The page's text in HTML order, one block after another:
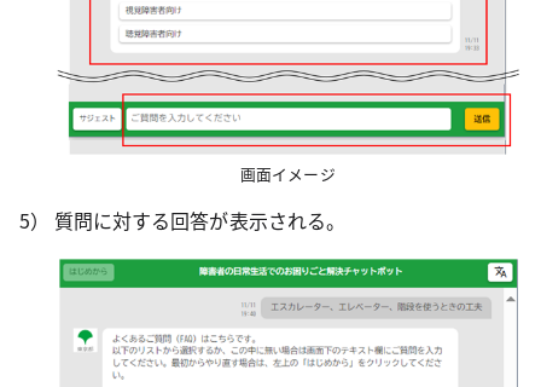
画面イメージ
質問に対する回答が表示される。